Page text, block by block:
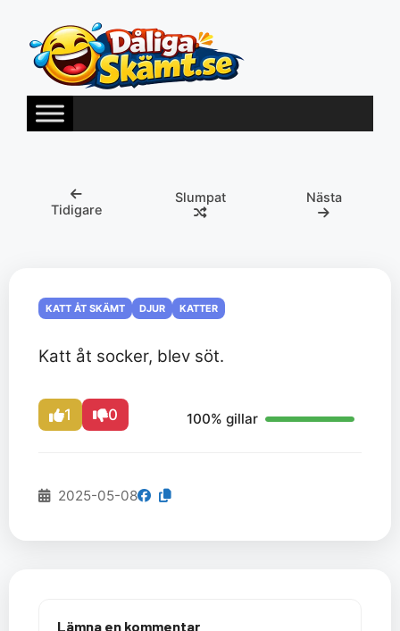
innehåll
Tidigare
Slumpat Nästa
KATT ÅT SKÄMT DJUR KATTER
Katt åt socker, blev söt.
1 0 100% gillar
2025-05-08
Lämna en kommentar